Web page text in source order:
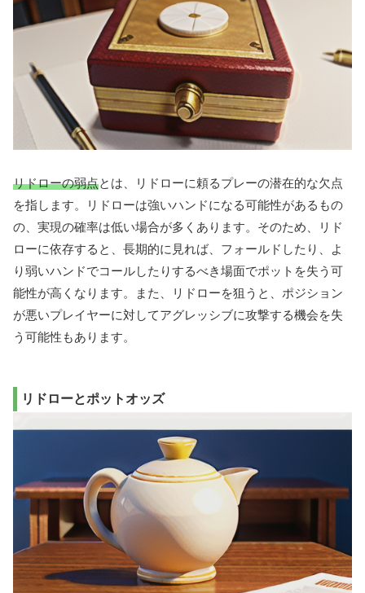
リドローの弱点とは、リドローに頼るプレーの潜在的な欠点
を指します。リドローは強いハンドになる可能性があるもの
の、実現の確率は低い場合が多くあります。そのため、リド
ローに依存すると、長期的に見れば、フォールドしたり、よ
り弱いハンドでコールしたりするべき場面でポットを失う可
能性が高くなります。また、リドローを狙うと、ポジション
が悪いプレイヤーに対してアグレッシブに攻撃する機会を失
う可能性もあります。
リドローとポットオッズ